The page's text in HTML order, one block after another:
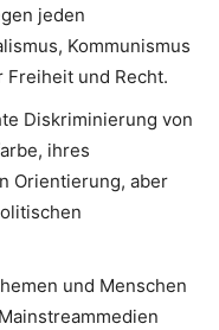
jeden
Kommunismus
Freiheit und Recht.
Diskriminierung von
ihres
Orientierung, aber
und Menschen